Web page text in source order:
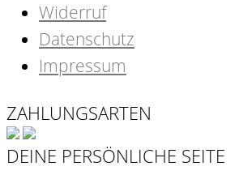
Widerruf
Datenschutz
Impressum
ZAHLUNGSARTEN
DEINE PERSÖNLICHE SEITE